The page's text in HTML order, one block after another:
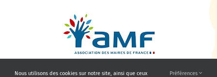
Nous utilisons des cookies sur notre site, ainsi que ceux Préférences